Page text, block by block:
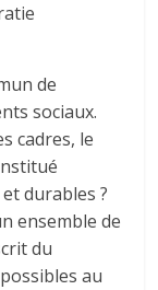
de
sociaux.
cadres, le
durables ?
ensemble de
du
au